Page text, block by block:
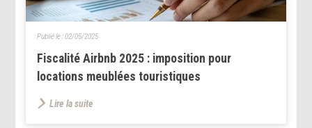
Fiscalité Airbnb 2025 : imposition pour
locations meublées touristiques
Publié le :02/05/2025
Lire la suite